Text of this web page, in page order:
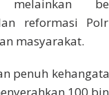
melainkan
reformasi
masyarakat.
penuh
100